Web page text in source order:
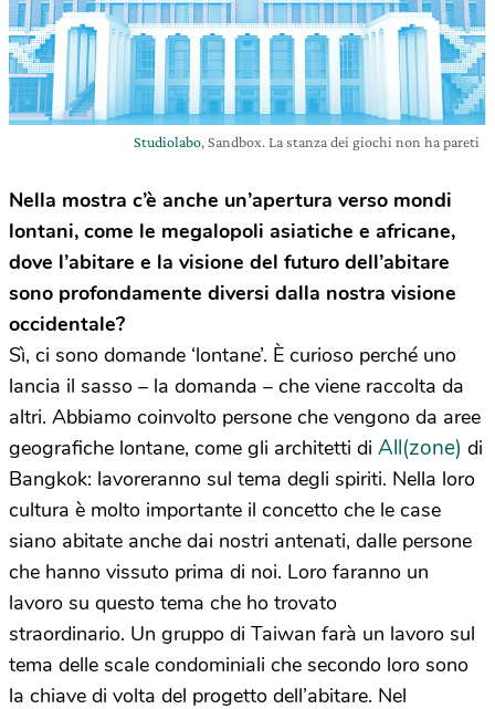
Studiolabo, Sandbox. La stanza dei giochi non ha pareti
Nella mostra c’è anche un’apertura verso mondi
lontani, come le megalopoli asiatiche e africane,
dove l’abitare e la visione del futuro dell’abitare
sono profondamente diversi dalla nostra visione
occidentale?
Sì, ci sono domande ‘lontane’. È curioso perché uno
lancia il sasso – la domanda – che viene raccolta da
altri. Abbiamo coinvolto persone che vengono da aree
geografiche lontane, come gli architetti di All(zone) di
Bangkok: lavoreranno sul tema degli spiriti. Nella loro
cultura è molto importante il concetto che le case
siano abitate anche dai nostri antenati, dalle persone
che hanno vissuto prima di noi. Loro faranno un
lavoro su questo tema che ho trovato
straordinario. Un gruppo di Taiwan farà un lavoro sul
tema delle scale condominiali che secondo loro sono
la chiave di volta del progetto dell’abitare. Nel